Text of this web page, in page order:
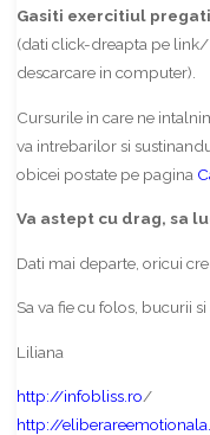
Gasiti exercitiul
(dati click-dreapta pe link/
descarcare in computer).
Cursurile in care ne
va intrebarilor si
obicei postate pe pagina
Va astept cu drag, sa
Dati mai departe, oricui
Sa va fie cu folos, bucurii
Liliana
http://infobliss.ro/
http://